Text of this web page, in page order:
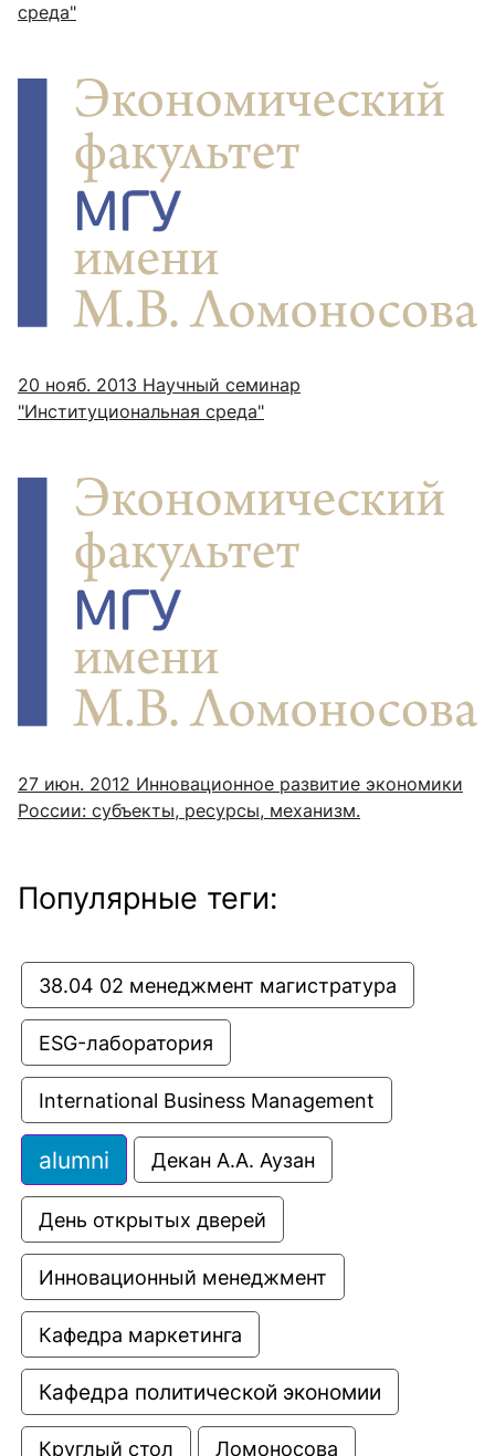
среда"
20 нояб. 2013 Научный семинар
"Институциональная среда"
27 июн. 2012 Инновационное развитие экономики
России: субъекты, ресурсы, механизм.
Популярные теги:
38.04 02 менеджмент магистратура
ESG-лаборатория
International Business Management
alumni Декан А.А. Аузан
День открытых дверей
Инновационный менеджмент
Кафедра маркетинга
Кафедра политической экономии
Круглый стол Ломоносова